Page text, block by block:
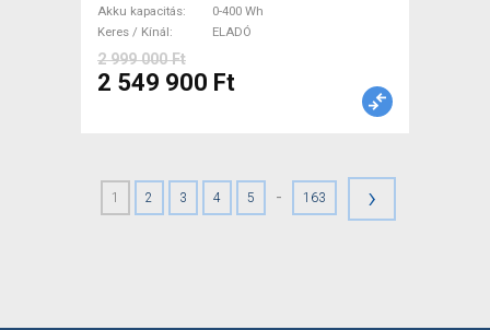
Akku kapacitás
0-400 Wh
Keres / Kínál
ELADÓ
2 999 000 Ft
2 549 900 Ft
1 2 3 4 5 - 163 ›